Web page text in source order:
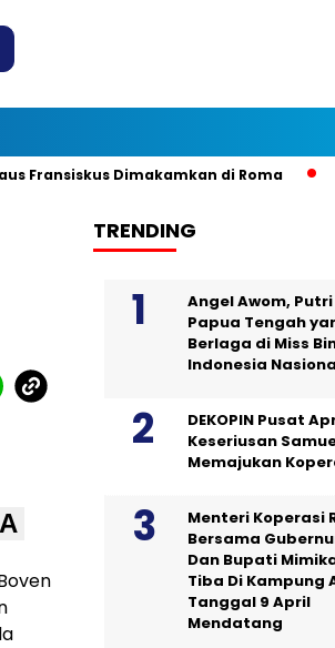
Fransiskus Dimakamkan di Roma
A
TRENDING
Angel Awom,
Papua Tengah
Berlaga di Miss
Indonesia
DEKOPIN Pusat
Keseriusan
Memajukan
Menteri Koperasi
Bersama
Dan Bupati
Tiba Di Kampung
Tanggal 9 April
Mendatang